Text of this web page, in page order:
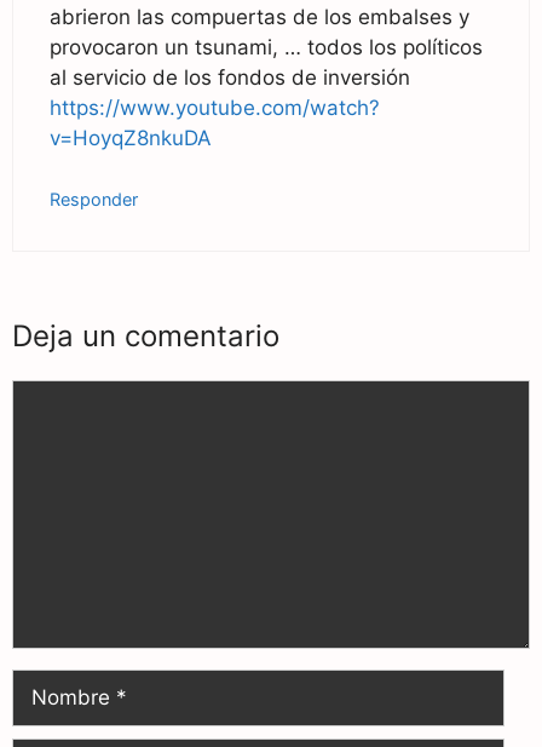
abrieron las compuertas de los embalses y
provocaron un tsunami, … todos los políticos
al servicio de los fondos de inversión
https://www.youtube.com/watch?
v=HoyqZ8nkuDA
Responder
Deja un comentario